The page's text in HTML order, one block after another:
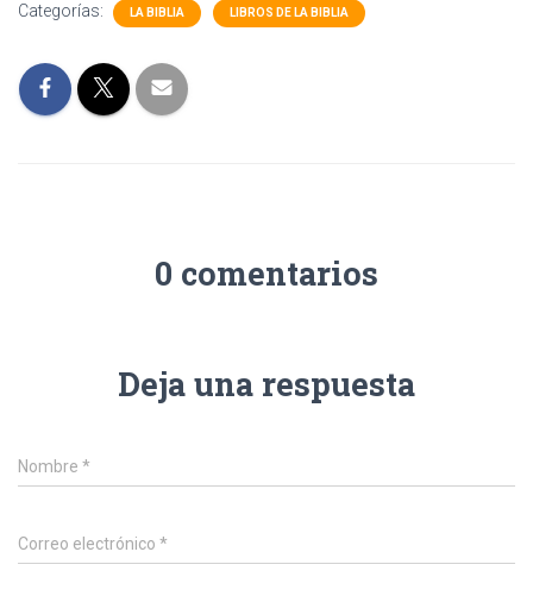
Categorías: LA BIBLIA LIBROS DE LA BIBLIA
0 comentarios
Deja una respuesta
Nombre *
Correo electrónico *